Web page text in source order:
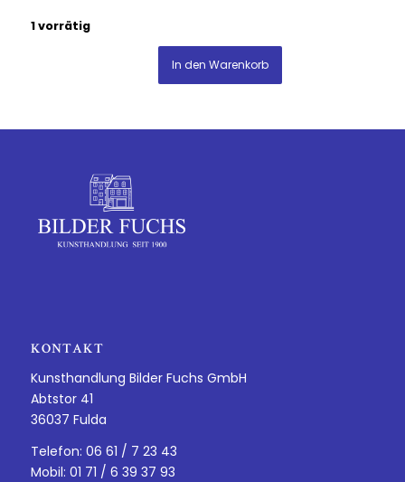
1 vorrätig
In den Warenkorb
KONTAKT
Kunsthandlung Bilder Fuchs GmbH
Abtstor 41
36037 Fulda
Telefon: 06 61 / 7 23 43
Mobil: 01 71 / 6 39 37 93